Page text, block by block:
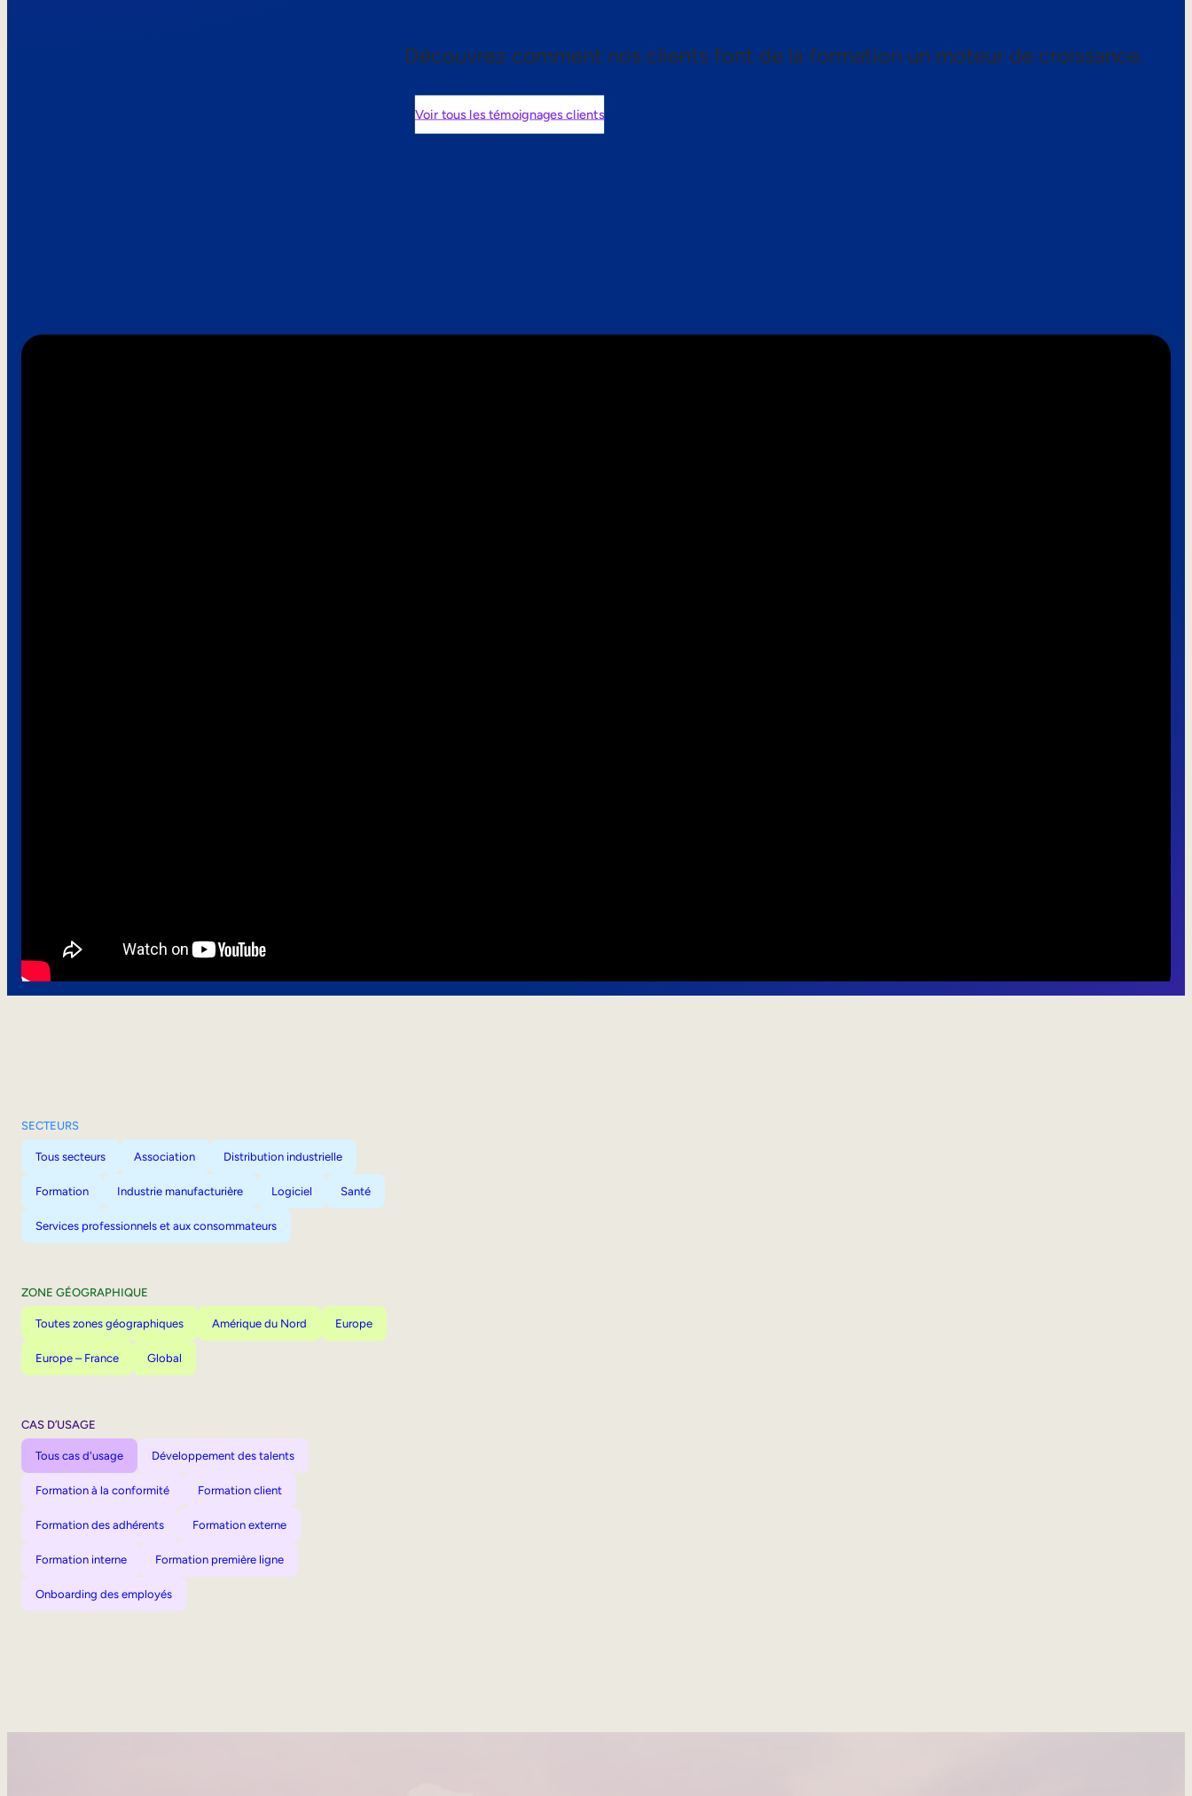
Découvrez comment nos clients font de la formation un moteur de croissance.
Voir tous les témoignages clients
SECTEURS
Tous secteurs Association Distribution industrielle
Formation Industrie manufacturière Logiciel Santé
Services professionnels et aux consommateurs
ZONE GÉOGRAPHIQUE
Toutes zones géographiques Amérique du Nord Europe
Europe – France Global
CAS D’USAGE
Tous cas d'usage Développement des talents
Formation à la conformité Formation client
Formation des adhérents Formation externe
Formation interne Formation première ligne
Onboarding des employés